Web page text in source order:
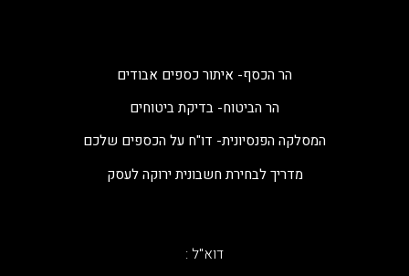
הר הכסף- איתור כספים אבודים
הר הביטוח- בדיקת ביטוחים
המסלקה הפנסיונית- דו"ח על הכספים שלכם
מדריך לבחירת חשבונית ירוקה לעסק
דוא"ל :